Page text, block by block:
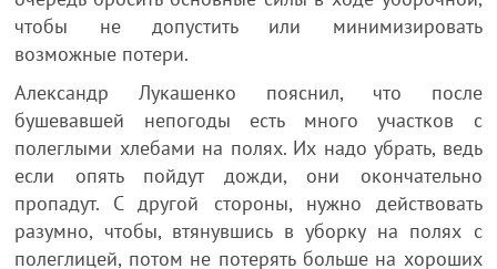
чтобы не допустить или минимизировать
возможные потери.
Александр Лукашенко пояснил, что после
бушевавшей непогоды есть много участков с
полеглыми хлебами на полях. Их надо убрать, ведь
если опять пойдут дожди, они окончательно
пропадут. С другой стороны, нужно действовать
разумно, чтобы, втянувшись в уборку на полях с
полеглицей, потом не потерять больше на хороших